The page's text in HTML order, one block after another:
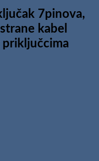
7pinova,
kabel
priključcima